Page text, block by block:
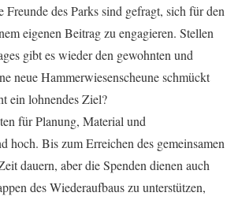
Freunde des Parks sind gefragt, sich für den
eigenen Beitrag zu engagieren. Stellen
gibt es wieder den gewohnten und
neue Hammerwiesenscheune schmückt
ein lohnendes Ziel?
für Planung, Material und
hoch. Bis zum Erreichen des gemeinsamen
dauern, aber die Spenden dienen auch
des Wiederaufbaus zu unterstützen,